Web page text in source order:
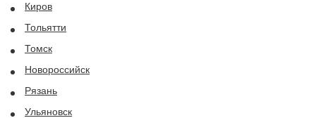
Киров
Тольятти
Томск
Новороссийск
Рязань
Ульяновск